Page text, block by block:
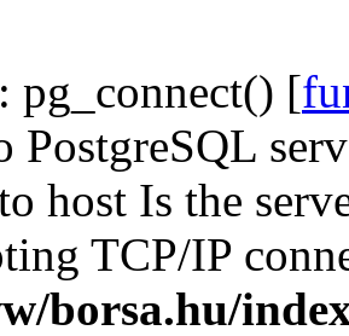
: pg_connect() [
PostgreSQL
host Is the
TCP/IP
borsa.hu/